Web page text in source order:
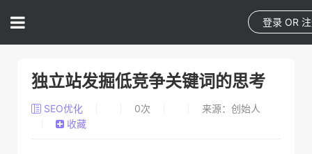
登录 OR
独立站发掘低竞争关键词的思考
SEO优化 0次
来源：创始人
收藏